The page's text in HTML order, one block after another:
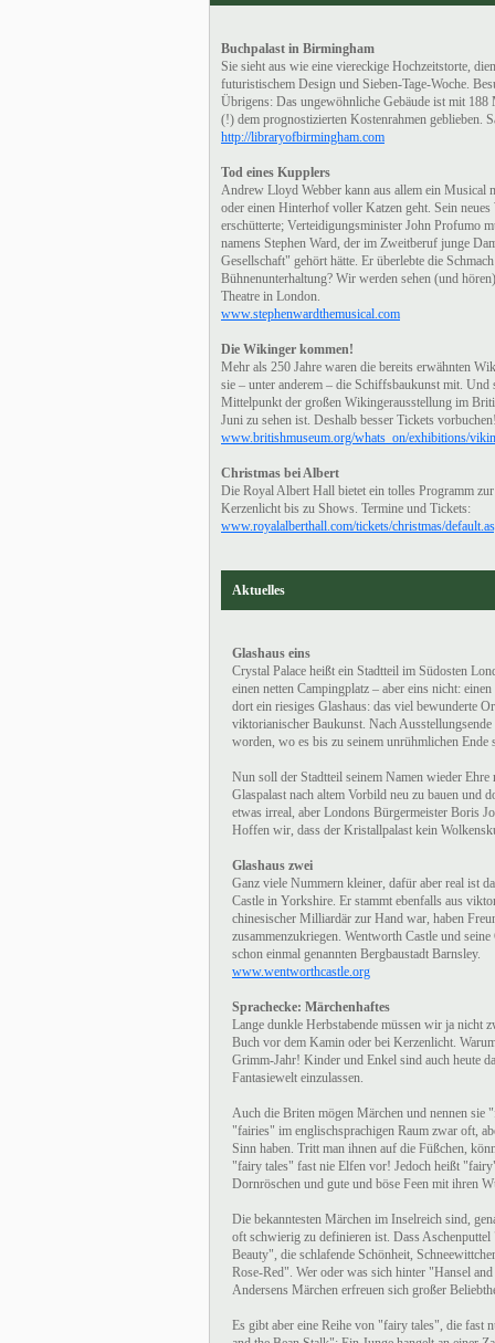
Buchpalast in Birmingham
Sie sieht aus wie eine viereckige Hochzeitstorte,
futuristischem Design und Sieben-Tage-Woche.
Übrigens: Das ungewöhnliche Gebäude ist mit
(!) dem prognostizierten Kostenrahmen geblieben.
http://libraryofbirmingham.com
Tod eines Kupplers
Andrew Lloyd Webber kann aus allem ein Musical
oder einen Hinterhof voller Katzen geht. Sein
erschütterte; Verteidigungsminister John Profumo
namens Stephen Ward, der im Zweitberuf junge
Gesellschaft" gehört hätte. Er überlebte die
Bühnenunterhaltung? Wir werden sehen (und
Theatre in London.
www.stephenwardthemusical.com
Die Wikinger kommen!
Mehr als 250 Jahre waren die bereits erwähnten
sie – unter anderem – die Schiffsbaukunst mit.
Mittelpunkt der großen Wikingerausstellung im
Juni zu sehen ist. Deshalb besser Tickets
www.britishmuseum.org/whats_on/exhibitions/
Christmas bei Albert
Die Royal Albert Hall bietet ein tolles Programm
Kerzenlicht bis zu Shows. Termine und Tickets:
www.royalalberthall.com/tickets/christmas/
Aktuelles
Glashaus eins
Crystal Palace heißt ein Stadtteil im Südosten
einen netten Campingplatz – aber eins nicht:
dort ein riesiges Glashaus: das viel bewunderte
viktorianischer Baukunst. Nach
worden, wo es bis zu seinem unrühmlichen Ende
Nun soll der Stadtteil seinem Namen wieder
Glaspalast nach altem Vorbild neu zu bauen und
etwas irreal, aber Londons Bürgermeister Boris
Hoffen wir, dass der Kristallpalast kein
Glashaus zwei
Ganz viele Nummern kleiner, dafür aber real ist
Castle in Yorkshire. Er stammt ebenfalls aus
chinesischer Milliardär zur Hand war, haben
zusammenzukriegen. Wentworth Castle und
schon einmal genannten Bergbaustadt Barnsley.
www.wentworthcastle.org
Sprachecke: Märchenhaftes
Lange dunkle Herbstabende müssen wir ja nicht
Buch vor dem Kamin oder bei Kerzenlicht.
Grimm-Jahr! Kinder und Enkel sind auch heute
Fantasiewelt einzulassen.
Auch die Briten mögen Märchen und nennen sie
"fairies" im englischsprachigen Raum zwar oft,
Sinn haben. Tritt man ihnen auf die Füßchen,
"fairy tales" fast nie Elfen vor! Jedoch heißt
Dornröschen und gute und böse Feen mit ihren
Die bekanntesten Märchen im Inselreich sind,
oft schwierig zu definieren ist. Dass
Beauty", die schlafende Schönheit,
Rose-Red". Wer oder was sich hinter "Hansel
Andersens Märchen erfreuen sich großer
Es gibt aber eine Reihe von "fairy tales", die fast